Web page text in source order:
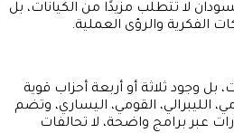
لا تتطلّب مزيدًا من الكيانات، بل
الفكرية والرؤى العملية.
بل وجود ثلاثة أو أربعة أحزاب قوية
الليبرالي، القومي، اليساري، وتضم
عبر برامج واضحة، لا تحالفات